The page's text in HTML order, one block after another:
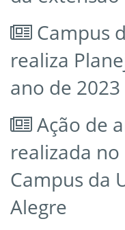
Campus
realiza
ano de 2023
Ação de
realizada
Campus da
Alegre